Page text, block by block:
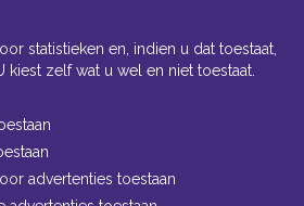
statistieken en, indien u dat toestaat,
kiest zelf wat u wel en niet toestaat.
advertenties toestaan